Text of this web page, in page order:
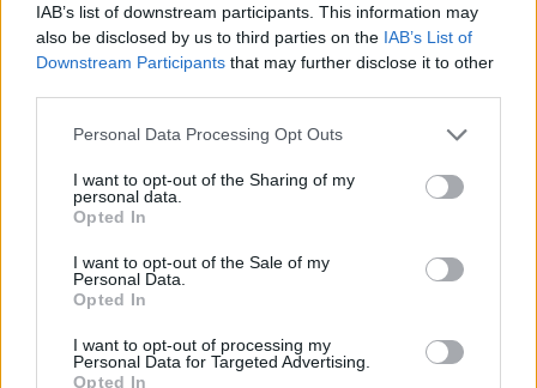
IAB’s list of downstream participants. This information may
also be disclosed by us to third parties on the IAB’s List of
Downstream Participants that may further disclose it to other
Please note that this website/app uses one or more Google
not limited to your visit or usage behaviour. You may click to
grant or deny consent to Google and its third-party tags to
use your data for below specified purposes in below Google
consent section.
Personal Data Processing Opt Outs
I want to opt-out of the Sharing of my
personal data.
Opted In
I want to opt-out of the Sale of my
Personal Data.
Opted In
I want to opt-out of processing my
Personal Data for Targeted Advertising.
Opted In
Meglepő rendezőre bízná
James Gunn a Supergirl filmet